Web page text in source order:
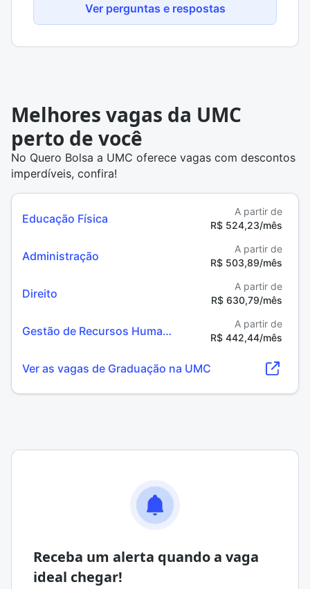
Ver perguntas e respostas
Melhores vagas da UMC
perto de você
No Quero Bolsa a UMC oferece vagas com descontos
imperdíveis, confira!
Educação Física
A partir de
R$ 524,23/mês
Administração
A partir de
R$ 503,89/mês
Direito
A partir de
R$ 630,79/mês
Gestão de Recursos Humanos
A partir de
R$ 442,44/mês
Ver as vagas de Graduação na UMC
Receba um alerta quando a vaga
ideal chegar!